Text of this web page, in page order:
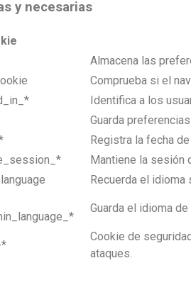
y necesarias
Almacena las
Comprueba si el
Identifica a los
Guarda
Registra la fecha
Mantiene la sesión
Recuerda el idioma
Guarda el idioma
Cookie de
ataques.